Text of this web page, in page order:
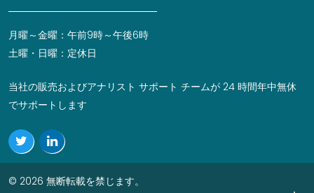
月曜～金曜：午前9時～午後6時
土曜・日曜：定休日
当社の販売およびアナリスト サポート チームが 24 時間年中無休
でサポートします
© 2026 無断転載を禁じます。